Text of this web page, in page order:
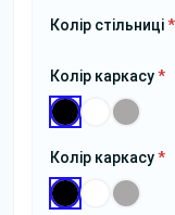
Колір стільниці*
Колір каркасу*
Колір каркасу*